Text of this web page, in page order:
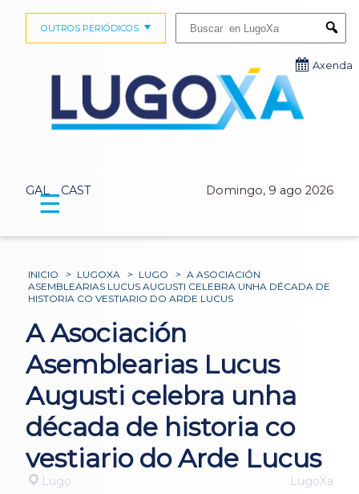
GAL CAST Domingo, 9 ago 2026
OUTROS PERIÓDICOS
Axenda
☰
INICIO > LUGOXA > LUGO > A ASOCIACIÓN
ASEMBLEARIAS LUCUS AUGUSTI CELEBRA UNHA DÉCADA DE
HISTORIA CO VESTIARIO DO ARDE LUCUS
A Asociación
Asemblearias Lucus
Augusti celebra unha
década de historia co
vestiario do Arde Lucus
Lugo LugoXa